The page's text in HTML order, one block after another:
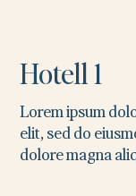
Hotell 1
Lorem ipsum
elit, sed do
dolore magna